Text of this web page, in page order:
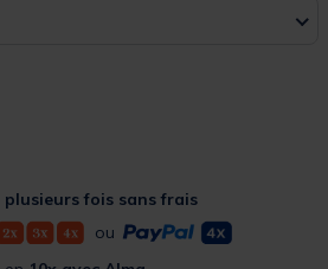
plusieurs fois sans frais
ou